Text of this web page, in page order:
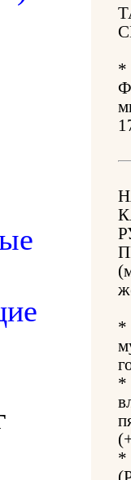
*
*
*
*